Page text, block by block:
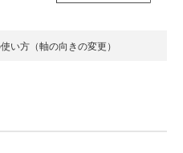
い方（軸の向きの変更）